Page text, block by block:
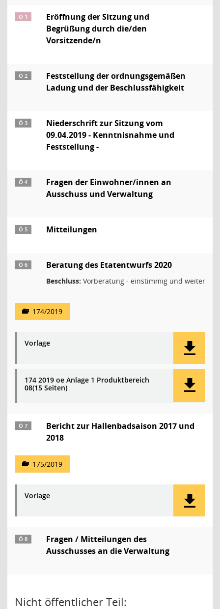
Ö 1
Eröffnung der Sitzung und
Begrüßung durch die/den
Vorsitzende/n
Ö 2
Feststellung der ordnungsgemäßen
Ladung und der Beschlussfähigkeit
Ö 3
Niederschrift zur Sitzung vom
09.04.2019 - Kenntnisnahme und
Feststellung -
Ö 4
Fragen der Einwohner/innen an
Ausschuss und Verwaltung
Ö 5 Mitteilungen
Ö 6 Beratung des Etatentwurfs 2020
Beschluss: Vorberatung - einstimmig und weiter
174/2019
Vorlage
174 2019 oe Anlage 1 Produktbereich
08(15 Seiten)
Ö 7
Bericht zur Hallenbadsaison 2017 und
2018
175/2019
Vorlage
Ö 8
Fragen / Mitteilungen des
Ausschusses an die Verwaltung
Nicht öffentlicher Teil: